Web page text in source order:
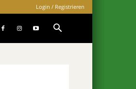
Login / Registrieren